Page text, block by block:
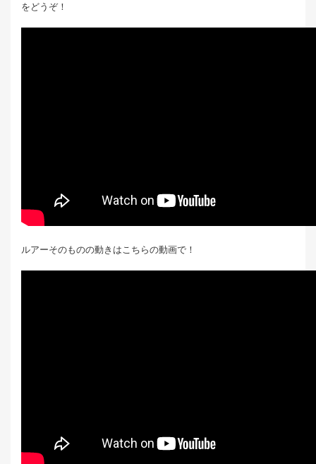
をどうぞ！
ルアーそのものの動きはこちらの動画で！